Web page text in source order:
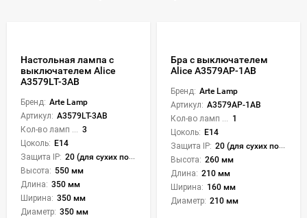
Настольная лампа с
выключателем Alice
A3579LT-3AB
Бренд: Arte Lamp
Артикул: A3579LT-3AB
3
Цоколь: E14
Защита IP: 20 (для сухих пом.)
Высота: 550 мм
Длина: 350 мм
Ширина: 350 мм
Диаметр: 350 мм
Бра с выключателем
Alice A3579AP-1AB
Бренд: Arte Lamp
Артикул: A3579AP-1AB
1
Цоколь: E14
Защита IP: 20 (для сухих пом.)
Высота: 260 мм
Длина: 210 мм
Ширина: 160 мм
Диаметр: 210 мм